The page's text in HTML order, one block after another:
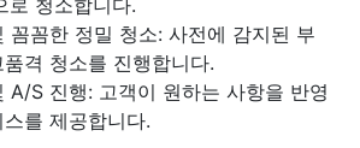
꼼꼼한 정밀 청소: 사전에 감지된 부
격 청소를 진행합니다.
A/S 진행: 고객이 원하는 사항을 반영
를 제공합니다.